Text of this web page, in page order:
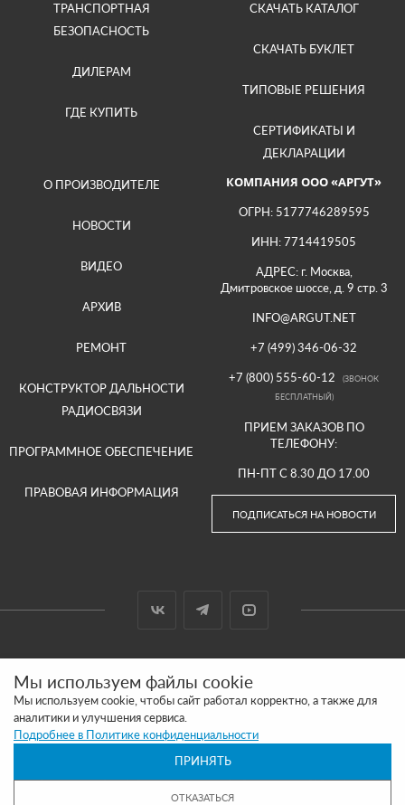
ТРАНСПОРТНАЯ
БЕЗОПАСНОСТЬ
ДИЛЕРАМ
ГДЕ КУПИТЬ
СКАЧАТЬ КАТАЛОГ
СКАЧАТЬ БУКЛЕТ
ТИПОВЫЕ РЕШЕНИЯ
СЕРТИФИКАТЫ И
ДЕКЛАРАЦИИ
О ПРОИЗВОДИТЕЛЕ
НОВОСТИ
ВИДЕО
АРХИВ
РЕМОНТ
КОНСТРУКТОР ДАЛЬНОСТИ
РАДИОСВЯЗИ
ПРОГРАММНОЕ ОБЕСПЕЧЕНИЕ
ПРАВОВАЯ ИНФОРМАЦИЯ
КОМПАНИЯ ООО «АРГУТ»
ОГРН: 5177746289595
ИНН: 7714419505
АДРЕС: г. Москва,
Дмитровское шоссе, д. 9 стр. 3
INFO@ARGUT.NET
+7 (499) 346-06-32
+7 (800) 555-60-12
(ЗВОНОК
БЕСПЛАТНЫЙ)
ПРИЕМ ЗАКАЗОВ ПО
ТЕЛЕФОНУ:
ПН-ПТ С 8.30 ДО 17.00
ПОДПИСАТЬСЯ НА НОВОСТИ
САЙТ СДЕЛАН И ПРОДВИГАЕТСЯ В SITE UP
ПОЛИТИКА КОНФИДЕНЦИАЛЬНОСТИ
ОБРАЩАЕМ ВАШЕ ВНИМАНИЕ, ЧТО ВСЯ ИНФОРМАЦИЯ РАЗМЕЩЕННАЯ НА
ДАННОМ ИНТЕРНЕТ-САЙТЕ НОСИТ ИНФОРМАЦИОННЫЙ ХАРАКТЕР И НЕ
Мы используем файлы cookie
Мы используем cookie, чтобы сайт работал корректно, а также для
аналитики и улучшения сервиса.
Подробнее в Политике конфиденциальности
ПРИНЯТЬ
ОТКАЗАТЬСЯ